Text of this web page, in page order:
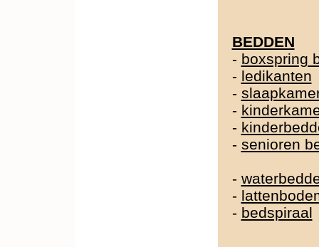
BEDDEN
- boxspring
- ledikanten
-
-
-
- senioren
-
-
- bedspiraal